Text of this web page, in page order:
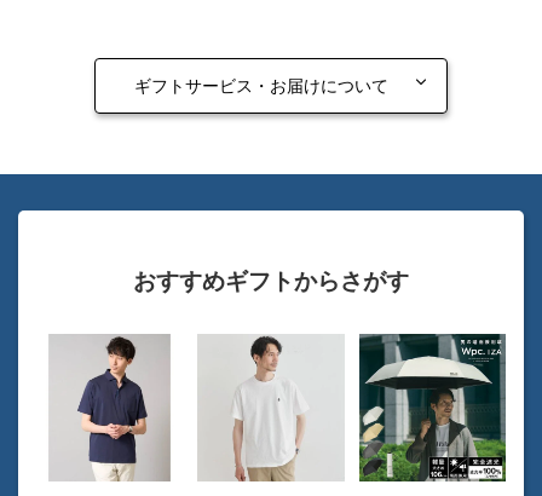
ギフトサービス・お届けについて
おすすめギフトからさがす